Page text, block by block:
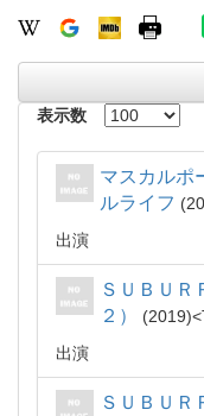
表示数
マスカル
ルライフ
出演
ＳＵＢＵ
２）
2019
出演
ＳＵＢＵ